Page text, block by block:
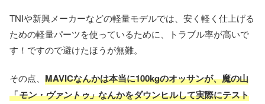
TNIや新興メーカーなどの軽量モデルでは、安く軽く仕上げる
ための軽量パーツを使っているために、トラブル率が高いで
す！ですので避けたほうが無難。
その点、 MAVICなんかは本当に100kgのオッサンが、魔の山
「モン・ヴァントゥ」なんかをダウンヒルして実際にテスト